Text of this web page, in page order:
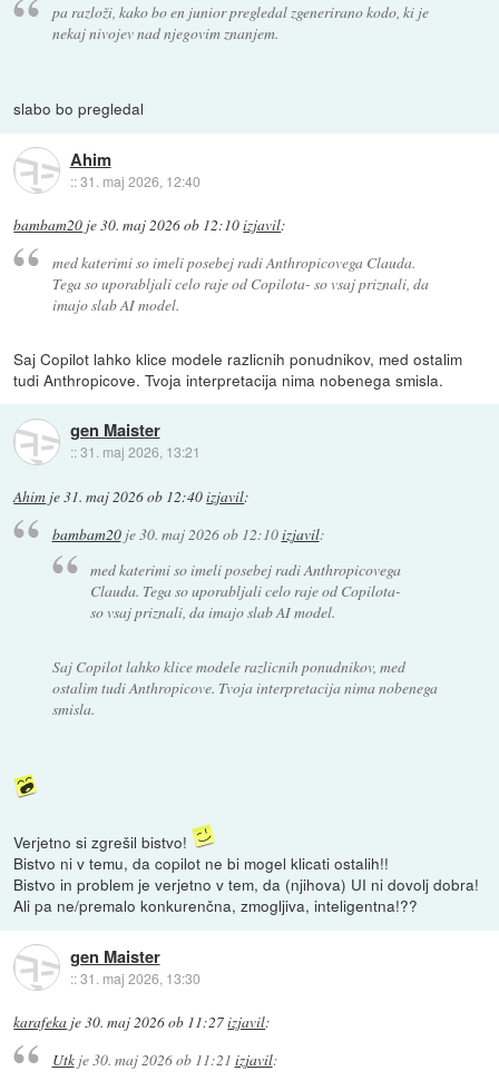
pa razloži, kako bo en junior pregledal zgenerirano kodo, ki je
nekaj nivojev nad njegovim znanjem.
slabo bo pregledal
Ahim
::31. maj 2026, 12:40
bambam20 je30. maj 2026 ob 12:10izjavil:
med katerimi so imeli posebej radi Anthropicovega Clauda.
Tega so uporabljali celo raje od Copilota- so vsaj priznali, da
imajo slab AI model.
Saj Copilot lahko klice modele razlicnih ponudnikov, med ostalim
tudi Anthropicove. Tvoja interpretacija nima nobenega smisla.
gen Maister
::31. maj 2026, 13:21
Ahim je31. maj 2026 ob 12:40izjavil:
bambam20je30. maj 2026 ob 12:10izjavil:
med katerimi so imeli posebej radi Anthropicovega
Clauda. Tega so uporabljali celo raje od Copilota-
so vsaj priznali, da imajo slab AI model.
Saj Copilot lahko klice modele razlicnih ponudnikov, med
ostalim tudi Anthropicove. Tvoja interpretacija nima nobenega
smisla.
Verjetno si zgrešil bistvo!
Bistvo ni v temu, da copilot ne bi mogel klicati ostalih!!
Bistvo in problem je verjetno v tem, da (njihova) UI ni dovolj dobra!
Ali pa ne/premalo konkurenčna, zmogljiva, inteligentna!??
gen Maister
::31. maj 2026, 13:30
karafeka je30. maj 2026 ob 11:27izjavil:
Utkje30. maj 2026 ob 11:21 izjavil: